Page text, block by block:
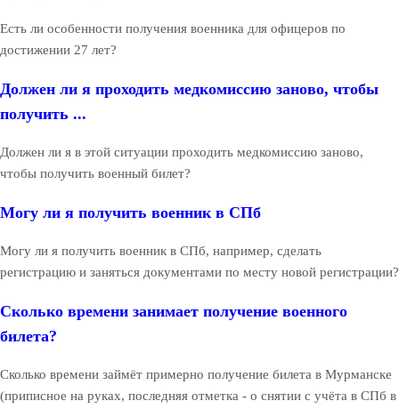
Есть ли особенности получения военника для офицеров по
достижении 27 лет?
Должен ли я проходить медкомиссию заново, чтобы
получить ...
Должен ли я в этой ситуации проходить медкомиссию заново,
чтобы получить военный билет?
Могу ли я получить военник в СПб
Могу ли я получить военник в СПб, например, сделать
регистрацию и заняться документами по месту новой регистрации?
Сколько времени занимает получение военного
билета?
Сколько времени займёт примерно получение билета в Мурманске
(приписное на руках, последняя отметка - о снятии с учёта в СПб в